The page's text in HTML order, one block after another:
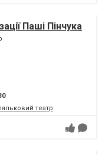
Паші Пінчука
театр